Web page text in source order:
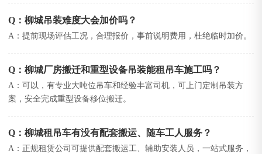
Q：柳城吊装难度大会加价吗？
A：提前现场评估工况，合理报价，事前说明费用，杜绝临时加价。
Q：柳城厂房搬迁和重型设备吊装能租吊车施工吗？
A：可以，有专业大吨位吊车和经验丰富司机，可上门定制吊装方
案，安全完成重型设备移位搬迁。
Q：柳城租吊车有没有配套搬运、随车工人服务？
A：正规租赁公司可提供配套搬运工、辅助安装人员，一站式服务，